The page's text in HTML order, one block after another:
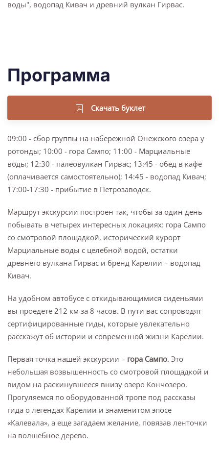
воды", водопад Кивач и древний вулкан Гирвас.
Программа
Скачать буклет
09:00 - сбор группы на набережной Онежского озера у
ротонды; 10:00 - гора Сампо; 11:00 - Марциальные
воды; 12:30 - палеовулкан Гирвас; 13:45 - обед в кафе
(оплачивается самостоятельно); 14:45 - водопад Кивач;
17:00-17:30 - прибытие в Петрозаводск.
Маршрут экскурсии построен так, чтобы за один день
побывать в четырех интересных локациях: гора Сампо
со смотровой площадкой, исторический курорт
Марциальные воды с целебной водой, остатки
древнего вулкана Гирвас и бренд Карелии – водопад
Кивач.
На удобном автобусе с откидывающимися сиденьями
вы проедете 212 км за 8 часов. В пути вас сопроводят
сертифицированные гиды, которые увлекательно
расскажут об истории и современной жизни Карелии.
Первая точка нашей экскурсии – гора Сампо. Это
небольшая возвышенность со смотровой площадкой и
видом на раскинувшееся внизу озеро Кончозеро.
Прогуляемся по оборудованной тропе под рассказы
гида о легендах Карелии и знаменитом эпосе
«Калевала», а еще загадаем желание, повязав ленточки
на волшебное дерево.